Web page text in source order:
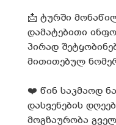
📩 ტურში
დამატებითი
პირად
მითითებულ
❤️ წინ საკმაოდ
დასვენების
მოგზაურობა